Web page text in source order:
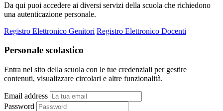
Da qui puoi accedere ai diversi servizi della scuola che richiedono
una autenticazione personale.
Registro Elettronico Genitori Registro Elettronico Docenti
Personale scolastico
Entra nel sito della scuola con le tue credenziali per gestire
contenuti, visualizzare circolari e altre funzionalità.
Email address
Password